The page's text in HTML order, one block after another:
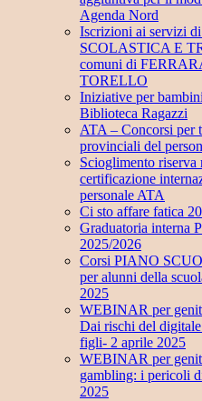
Agenda Nord
Iscrizioni ai servizi
SCOLASTICA E
comuni di
TORELLO
Iniziative per
Biblioteca Ragazzi
ATA – Concorsi per
provinciali del
Scioglimento riserva
certificazione
personale ATA
Ci sto affare fatica
Graduatoria interna
2025/2026
Corsi PIANO
per alunni della
2025
WEBINAR per
Dai rischi del
figli- 2 aprile 2025
WEBINAR per
gambling: i pericoli
2025